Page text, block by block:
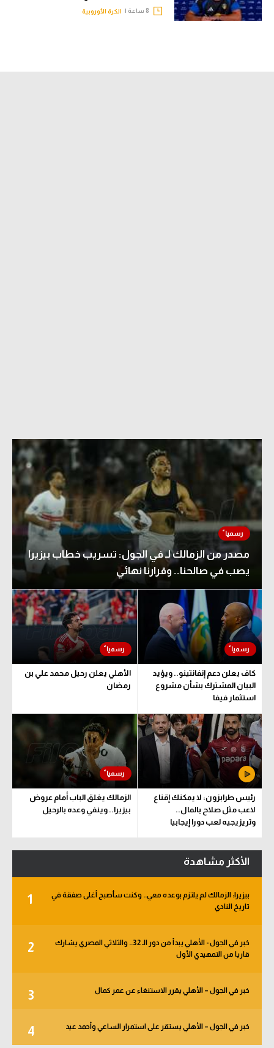
الكرة الأوروبية
مصدر من الزمالك لـ في الجول: تسريب خطاب بيزيرا
يصب في صالحنا.. وقرارنا نهائي
كاف يعلن دعم إنفانتينو.. ويؤيد
البيان المشترك بشأن مشروع
استثمار فيفا
الأهلي يعلن رحيل محمد علي بن
رمضان
رئيس طرابزون: لا يمكنك إقناع
لاعب مثل صلاح بالمال..
وتريزيجيه لعب دورا إيجابيا
الزمالك يغلق الباب أمام عروض
بيزيرا.. وينفي وعده بالرحيل
الأكثر مشاهدة
1
بيزيرا: الزمالك لم يلتزم بوعده معي.. وكنت سأصبح أغلى صفقة في
تاريخ النادي
2
خبر في الجول - الأهلي يبدأ من دور الـ 32.. والثلاثي المصري يشارك
قاريا من التمهيدي الأول
3 خبر في الجول – الأهلي يقرر الاستنغاء عن عمر كمال
4 خبر في الجول – الأهلي يستقر على استمرار الساعي وأحمد عيد